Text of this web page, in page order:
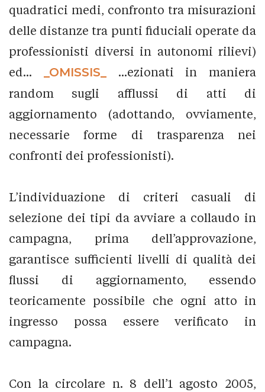
quadratici medi, confronto tra misurazioni
delle distanze tra punti fiduciali operate da
professionisti diversi in autonomi rilievi)
ed...
_OMISSIS_
...ezionati in maniera
random sugli afflussi di atti di
aggiornamento (adottando, ovviamente,
necessarie forme di trasparenza nei
confronti dei professionisti).
L’individuazione di criteri casuali di
selezione dei tipi da avviare a collaudo in
campagna, prima dell’approvazione,
garantisce sufficienti livelli di qualità dei
flussi di aggiornamento, essendo
teoricamente possibile che ogni atto in
ingresso possa essere verificato in
campagna.
Con la circolare n. 8 dell’1 agosto 2005,